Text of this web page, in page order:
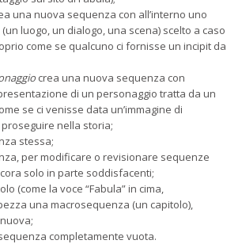
una nuova sequenza con all’interno uno
luogo, un dialogo, una scena) scelto a caso
come se qualcuno ci fornisse un incipit da
crea una nuova sequenza con
di un personaggio tratta da un
se ci venisse data un’immagine di
nella storia;
stessa;
per modificare o revisionare sequenze
solo in parte soddisfacenti;
(come la voce “Fabula” in cima,
una macrosequenza (un capitolo),
completamente vuota.